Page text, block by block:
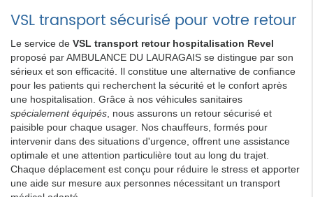
VSL transport sécurisé pour votre retour
Le service de VSL transport retour hospitalisation Revel
proposé par AMBULANCE DU LAURAGAIS se distingue par son
sérieux et son efficacité. Il constitue une alternative de confiance
pour les patients qui recherchent la sécurité et le confort après
une hospitalisation. Grâce à nos véhicules sanitaires
spécialement équipés , nous assurons un retour sécurisé et
paisible pour chaque usager. Nos chauffeurs, formés pour
intervenir dans des situations d'urgence, offrent une assistance
optimale et une attention particulière tout au long du trajet.
Chaque déplacement est conçu pour réduire le stress et apporter
une aide sur mesure aux personnes nécessitant un transport